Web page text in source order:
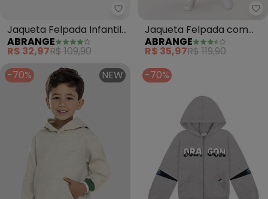
Abrange - Jaqueta Felpada
Jaqueta Felpada Infantil
Menino (Cinza)
ABRANGE
R$ 32,97R$ 109,90
Jaqueta Felpada com
Capuz Infantil Menino
(Cinza)
ABRANGE
R$ 35,97R$ 119,90
-70%
NEW -70%